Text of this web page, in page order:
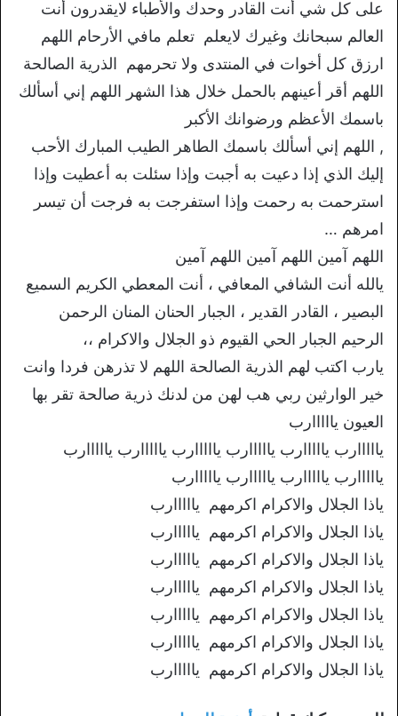
على كل شي أنت القادر وحدك والأطباء لايقدرون أنت
العالم سبحانك وغيرك لايعلم تعلم مافي الأرحام اللهم
ارزق كل أخوات في المنتدى ولا تحرمهم الذرية الصالحة
اللهم أقر أعينهم بالحمل خلال هذا الشهر اللهم إني أسألك
باسمك الأعظم ورضوانك الأكبر
, اللهم إني أسألك باسمك الطاهر الطيب المبارك الأحب
إليك الذي إذا دعيت به أجبت وإذا سئلت به أعطيت وإذا
استرحمت به رحمت وإذا استفرجت به فرجت أن تيسر
امرهم …
اللهم آمين اللهم آمين اللهم آمين
يالله أنت الشافي المعافي ، أنت المعطي الكريم السميع
البصير ، القادر القدير ، الجبار الحنان المنان الرحمن
الرحيم الجبار الحي القيوم ذو الجلال والاكرام ،،
يارب اكتب لهم الذرية الصالحة اللهم لا تذرهن فردا وانت
خير الوارثين ربي هب لهن من لدنك ذرية صالحة تقر بها
العيون يااااارب
يااااارب يااااارب يااااارب يااااارب يااااارب يااااارب
يااااارب يااااارب يااااارب يااااارب
ياذا الجلال والاكرام اكرمهم يااااارب
ياذا الجلال والاكرام اكرمهم يااااارب
ياذا الجلال والاكرام اكرمهم يااااارب
ياذا الجلال والاكرام اكرمهم يااااارب
ياذا الجلال والاكرام اكرمهم يااااارب
ياذا الجلال والاكرام اكرمهم يااااارب
ياذا الجلال والاكرام اكرمهم يااااارب